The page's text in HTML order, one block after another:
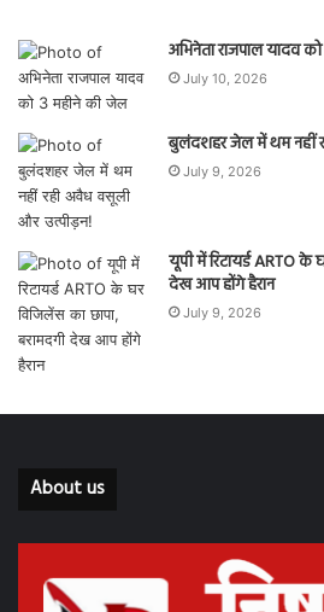
अभिनेता राजपाल यादव
July 10, 2026
बुलंदशहर जेल में थम नहीं
July 9, 2026
यूपी में रिटायर्ड ARTO के
देख आप होंगे हैरान
July 9, 2026
About us